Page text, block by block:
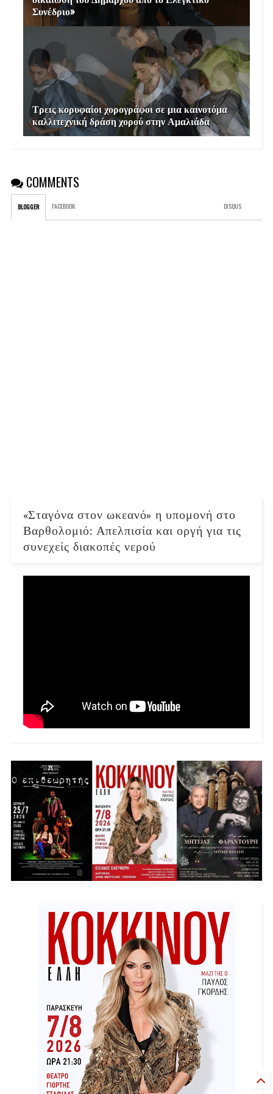
Συνέδριο»
Τρεις κορυφαίοι χορογράφοι σε μια καινοτόμα
καλλιτεχνική δράση χορού στην Αμαλιάδα
COMMENTS
BLOGGER FACEBOOK: DISQUS
«Σταγόνα στον ωκεανό» η υπομονή στο
Βαρθολομιό: Απελπισία και οργή για τις
συνεχείς διακοπές νερού